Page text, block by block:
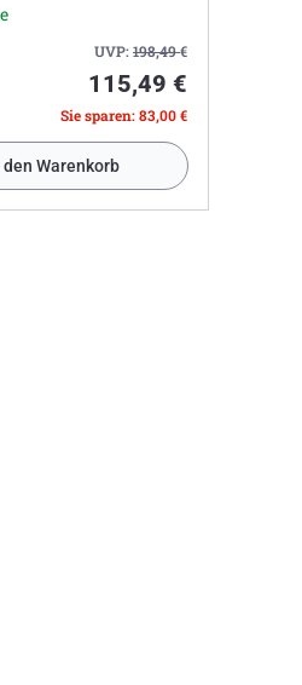
UVP:198,49€
115,49 €
Sie sparen: 83,00 €
den Warenkorb